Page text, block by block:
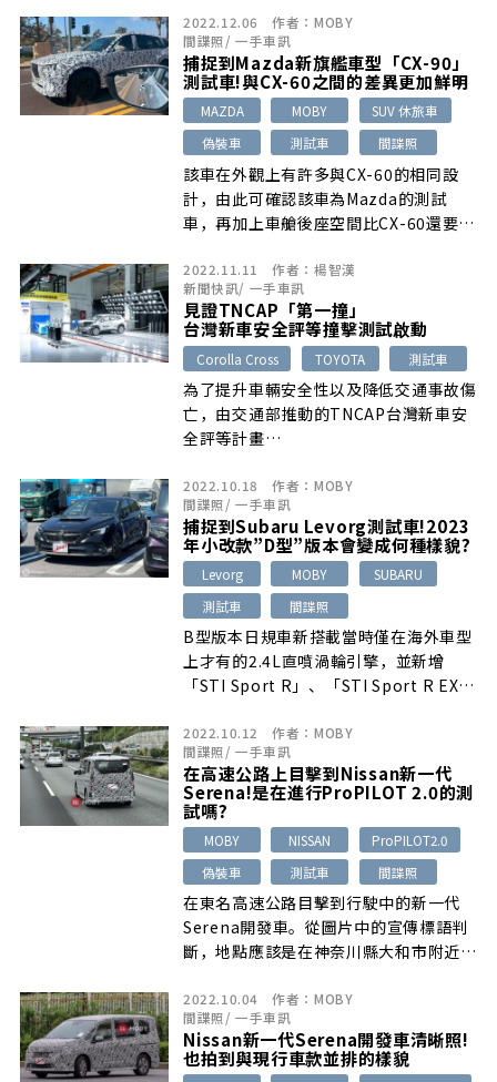
2022.12.06 作者： MOBY
間諜照/ 一手車訊
捕捉到Mazda新旗艦車型「CX-90」
測試車!與CX-60之間的差異更加鮮明
MAZDA MOBY
SUV 休旅車
偽裝車
測試車 間諜照
該車在外觀上有許多與CX-60的相同設
計，由此可確認該車為Mazda的測試
車，再加上車艙後座空間比CX-60還要…
2022.11.11 作者： 楊智漢
新聞快訊/ 一手車訊
見證TNCAP「第一撞」
台灣新車安全評等撞擊測試啟動
Corolla Cross TOYOTA 測試車
為了提升車輛安全性以及降低交通事故傷
亡，由交通部推動的TNCAP台灣新車安
全評等計畫…
2022.10.18 作者： MOBY
間諜照/ 一手車訊
捕捉到Subaru Levorg測試車!2023
年小改款”D型”版本會變成何種樣貌?
Levorg MOBY
SUBARU
測試車
間諜照
B型版本日規車新搭載當時僅在海外車型
上才有的2.4L直噴渦輪引擎，並新增
「STI Sport R」、「STI Sport R EX」
2022.10.12 作者： MOBY
間諜照/ 一手車訊
在高速公路上目擊到Nissan新一代
Serena!是在進行ProPILOT 2.0的測
試嗎?
MOBY NISSAN
ProPILOT2.0
偽裝車
測試車 間諜照
在東名高速公路目擊到行駛中的新一代
Serena開發車。從圖片中的宣傳標語判
斷，地點應該是在神奈川縣大和市附近…
2022.10.04 作者： MOBY
間諜照/ 一手車訊
Nissan新一代Serena開發車清晰照!
也拍到與現行車款並排的樣貌